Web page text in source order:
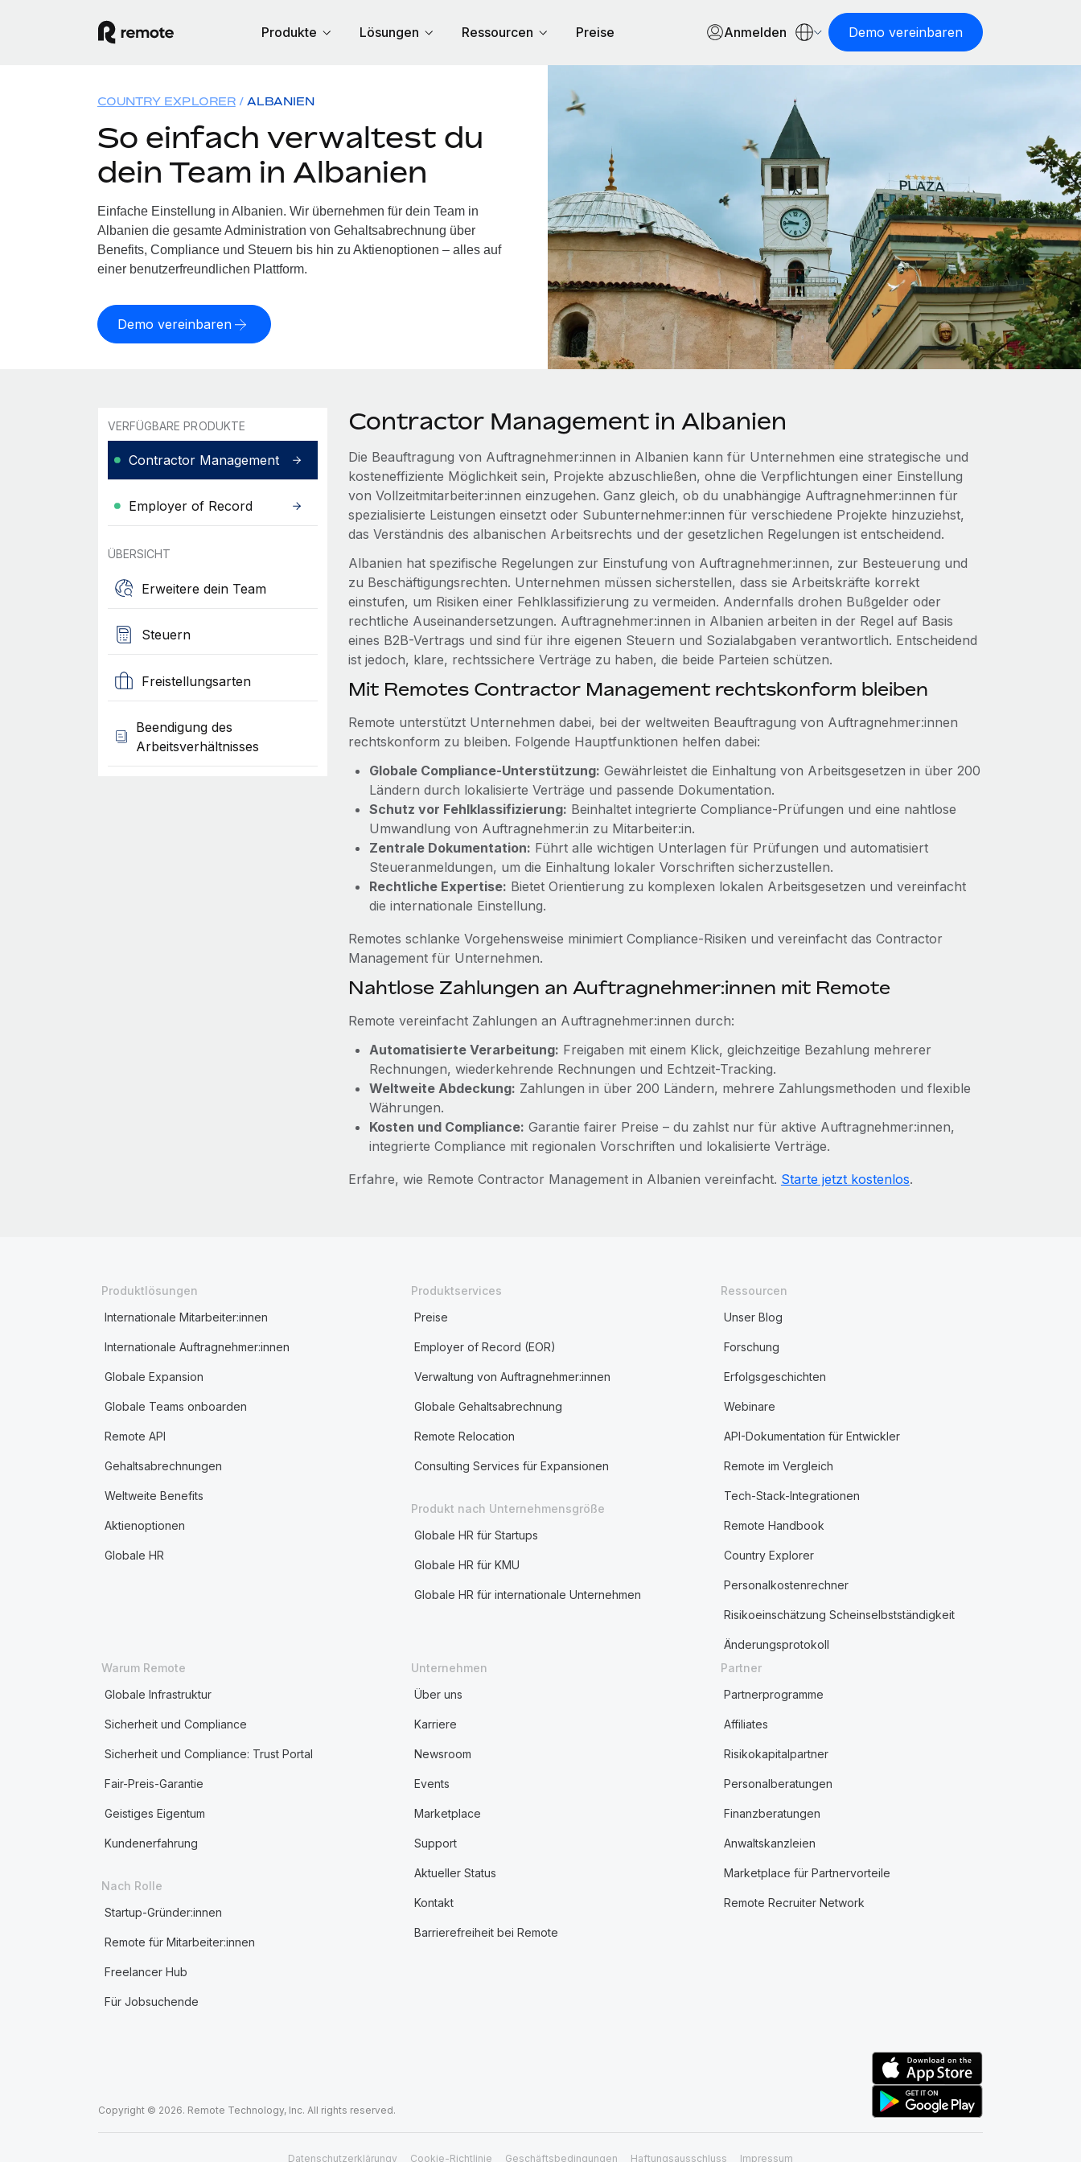
Produkte Lösungen Ressourcen Preise Anmelden Demo vereinbaren
COUNTRY EXPLORER ALBANIEN
So einfach verwaltest du
dein Team in Albanien
Einfache Einstellung in Albanien. Wir übernehmen für dein Team in
Albanien die gesamte Administration von Gehaltsabrechnung über
Benefits, Compliance und Steuern bis hin zu Aktienoptionen – alles auf
einer benutzerfreundlichen Plattform.
Demo vereinbaren
VERFÜGBARE PRODUKTE
Contractor Management
Employer of Record
ÜBERSICHT
Erweitere dein Team
Steuern
Freistellungsarten
Beendigung des
Arbeitsverhältnisses
Contractor Management in Albanien
Die Beauftragung von Auftragnehmer:innen in Albanien kann für Unternehmen eine strategische und
kosteneffiziente Möglichkeit sein, Projekte abzuschließen, ohne die Verpflichtungen einer Einstellung
von Vollzeitmitarbeiter:innen einzugehen. Ganz gleich, ob du unabhängige Auftragnehmer:innen für
spezialisierte Leistungen einsetzt oder Subunternehmer:innen für verschiedene Projekte hinzuziehst,
das Verständnis des albanischen Arbeitsrechts und der gesetzlichen Regelungen ist entscheidend.
Albanien hat spezifische Regelungen zur Einstufung von Auftragnehmer:innen, zur Besteuerung und
zu Beschäftigungsrechten. Unternehmen müssen sicherstellen, dass sie Arbeitskräfte korrekt
einstufen, um Risiken einer Fehlklassifizierung zu vermeiden. Andernfalls drohen Bußgelder oder
rechtliche Auseinandersetzungen. Auftragnehmer:innen in Albanien arbeiten in der Regel auf Basis
eines B2B-Vertrags und sind für ihre eigenen Steuern und Sozialabgaben verantwortlich. Entscheidend
ist jedoch, klare, rechtssichere Verträge zu haben, die beide Parteien schützen.
Mit Remotes Contractor Management rechtskonform bleiben
Remote unterstützt Unternehmen dabei, bei der weltweiten Beauftragung von Auftragnehmer:innen
rechtskonform zu bleiben. Folgende Hauptfunktionen helfen dabei:
Globale Compliance-Unterstützung: Gewährleistet die Einhaltung von Arbeitsgesetzen in über 200
Ländern durch lokalisierte Verträge und passende Dokumentation.
Schutz vor Fehlklassifizierung: Beinhaltet integrierte Compliance-Prüfungen und eine nahtlose
Umwandlung von Auftragnehmer:in zu Mitarbeiter:in.
Zentrale Dokumentation: Führt alle wichtigen Unterlagen für Prüfungen und automatisiert
Steueranmeldungen, um die Einhaltung lokaler Vorschriften sicherzustellen.
Rechtliche Expertise: Bietet Orientierung zu komplexen lokalen Arbeitsgesetzen und vereinfacht
die internationale Einstellung.
Remotes schlanke Vorgehensweise minimiert Compliance-Risiken und vereinfacht das Contractor
Management für Unternehmen.
Nahtlose Zahlungen an Auftragnehmer:innen mit Remote
Remote vereinfacht Zahlungen an Auftragnehmer:innen durch:
Automatisierte Verarbeitung: Freigaben mit einem Klick, gleichzeitige Bezahlung mehrerer
Rechnungen, wiederkehrende Rechnungen und Echtzeit-Tracking.
Weltweite Abdeckung: Zahlungen in über 200 Ländern, mehrere Zahlungsmethoden und flexible
Währungen.
Kosten und Compliance: Garantie fairer Preise – du zahlst nur für aktive Auftragnehmer:innen,
integrierte Compliance mit regionalen Vorschriften und lokalisierte Verträge.
Erfahre, wie Remote Contractor Management in Albanien vereinfacht. Starte jetzt kostenlos.
Produktlösungen
Internationale Mitarbeiter:innen
Internationale Auftragnehmer:innen
Globale Expansion
Globale Teams onboarden
Remote API
Gehaltsabrechnungen
Weltweite Benefits
Aktienoptionen
Globale HR
Produktservices
Preise
Employer of Record (EOR)
Verwaltung von Auftragnehmer:innen
Globale Gehaltsabrechnung
Remote Relocation
Consulting Services für Expansionen
Produkt nach Unternehmensgröße
Globale HR für Startups
Globale HR für KMU
Globale HR für internationale Unternehmen
Ressourcen
Unser Blog
Forschung
Erfolgsgeschichten
Webinare
API-Dokumentation für Entwickler
Remote im Vergleich
Tech-Stack-Integrationen
Remote Handbook
Country Explorer
Personalkostenrechner
Risikoeinschätzung Scheinselbstständigkeit
Änderungsprotokoll
Warum Remote
Globale Infrastruktur
Sicherheit und Compliance
Sicherheit und Compliance: Trust Portal
Fair-Preis-Garantie
Geistiges Eigentum
Kundenerfahrung
Nach Rolle
Startup-Gründer:innen
Remote für Mitarbeiter:innen
Freelancer Hub
Für Jobsuchende
Unternehmen
Über uns
Karriere
Newsroom
Events
Marketplace
Support
Aktueller Status
Kontakt
Barrierefreiheit bei Remote
Partner
Partnerprogramme
Affiliates
Risikokapitalpartner
Personalberatungen
Finanzberatungen
Anwaltskanzleien
Marketplace für Partnervorteile
Remote Recruiter Network
Copyright © 2026. Remote Technology, Inc. All rights reserved.
Datenschutzerklärungy Cookie-Richtlinie Geschäftsbedingungen Haftungsausschluss Impressum